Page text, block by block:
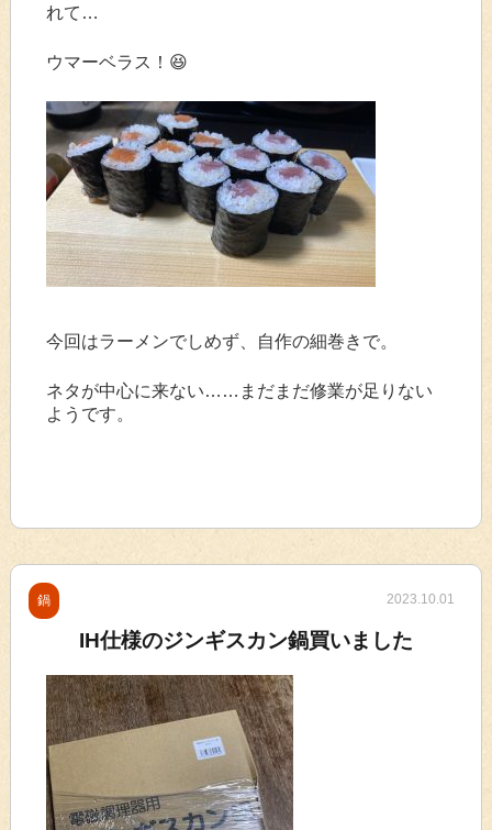
れて…
ウマーベラス！😆
今回はラーメンでしめず、自作の細巻きで。
ネタが中心に来ない……まだまだ修業が足りない
ようです。
鍋 2023.10.01
IH仕様のジンギスカン鍋買いました